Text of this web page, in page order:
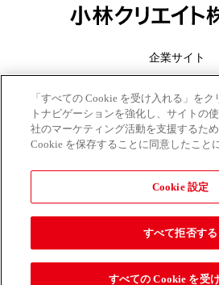
企業サイト
プライバシーポリ
外部認証
「すべての Cookie を受け入れる」を
トナビゲーションを強化し、サイトの
社のマーケティング活動を支援するた
Cookie を保存することに同意したこと
Cookie 設定
すべて拒否する
すべての Cookie を受